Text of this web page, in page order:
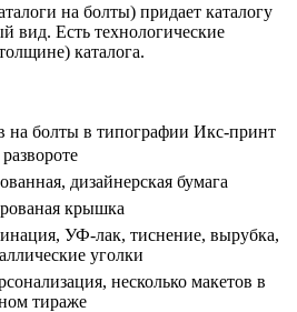
на болты) придает каталогу
вид. Есть технологические
каталога.
на болты в типографии Икс-принт
дизайнерская бумага
крышка
УФ-лак, тиснение, вырубка,
уголки
несколько макетов в
тираже